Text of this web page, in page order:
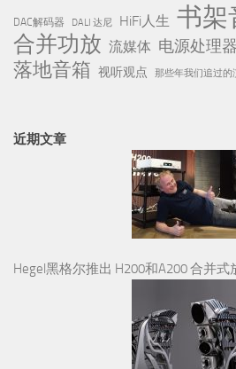
DAC解码器 DALI 达尼 HiFi人生 书架
合并功放 流媒体 电源处理器
落地音箱 视听观点 那些年我们追过的
近期文章
Hegel黑格尔推出 H200和A200 合并式